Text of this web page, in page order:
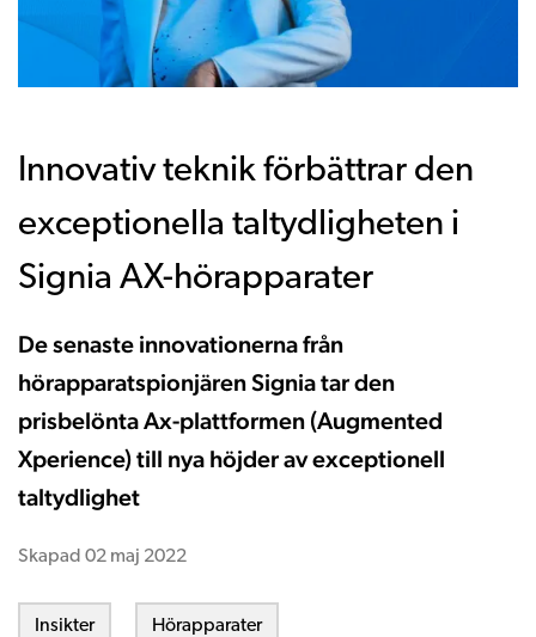
Innovativ teknik förbättrar den
exceptionella taltydligheten i
Signia AX-hörapparater
De senaste innovationerna från
hörapparatspionjären Signia tar den
prisbelönta Ax-plattformen (Augmented
Xperience) till nya höjder av exceptionell
taltydlighet
Skapad 02 maj 2022
Insikter Hörapparater